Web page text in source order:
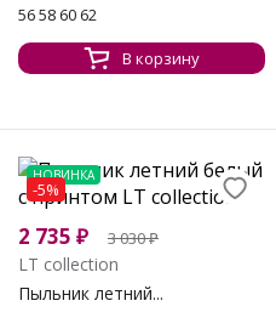
56 58 60 62
В корзину
НОВИНКА
-5%
2 735 ₽ 3 030₽
LT collection
Пыльник летний...